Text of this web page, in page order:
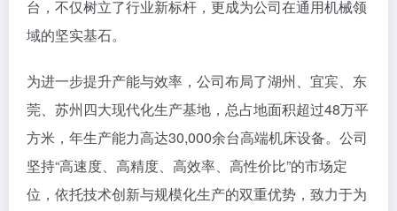
台，不仅树立了行业新标杆，更成为公司在通用机械领
域的坚实基石。
为进一步提升产能与效率，公司布局了湖州、宜宾、东
莞、苏州四大现代化生产基地，总占地面积超过48万平
方米，年生产能力高达30,000余台高端机床设备。公司
坚持“高速度、高精度、高效率、高性价比”的市场定
位，依托技术创新与规模化生产的双重优势，致力于为